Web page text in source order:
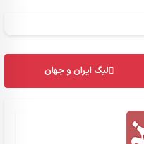
لیگ ایران و جهان